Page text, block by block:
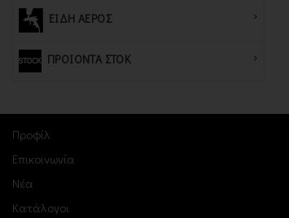
ΕΙΔΗ ΑΕΡΟΣ
ΠΡΟΙΟΝΤΑ ΣΤΟΚ
Προφίλ
Επικοινωνία
Νέα
Κατάλογοι